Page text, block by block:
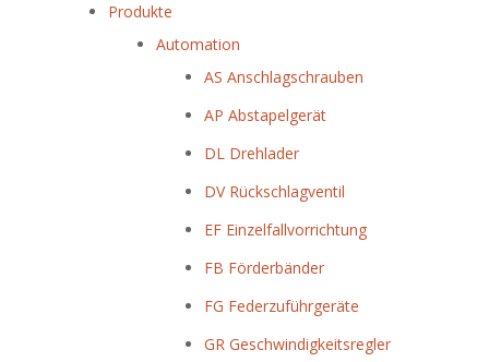
Produkte
Automation
AS Anschlagschrauben
AP Abstapelgerät
DL Drehlader
DV Rückschlagventil
EF Einzelfallvorrichtung
FB Förderbänder
FG Federzuführgeräte
GR Geschwindigkeitsregler